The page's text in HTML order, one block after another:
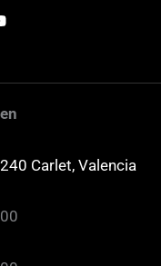
Carlet, Valencia